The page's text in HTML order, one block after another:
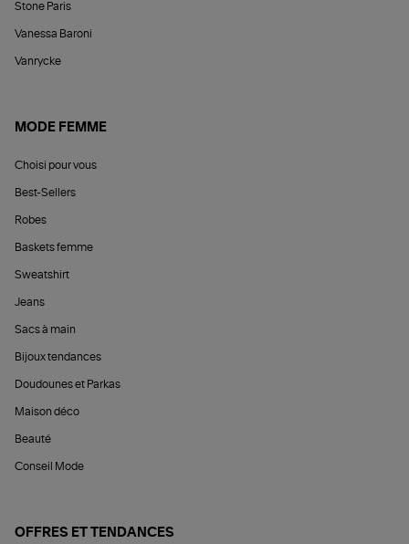
Stone Paris
Vanessa Baroni
Vanrycke
MODE FEMME
Choisi pour vous
Best-Sellers
Robes
Baskets femme
Sweatshirt
Jeans
Sacs à main
Bijoux tendances
Doudounes et Parkas
Maison déco
Beauté
Conseil Mode
OFFRES ET TENDANCES